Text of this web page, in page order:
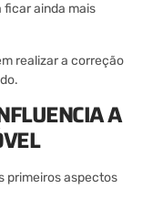
ficar ainda mais
realizar a correção
A
primeiros aspectos